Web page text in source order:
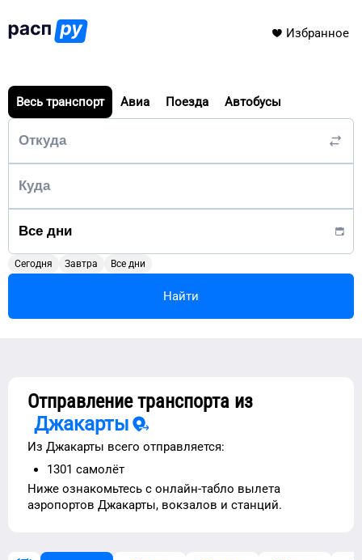
Избранное
Весь транспорт Авиа Поезда Автобусы
Сегодня Завтра Все дни
Найти
Отправление транспорта из
Джакарты
Из Джакарты всего отправляется:
1301 самолёт
Ниже ознакомьтесь с онлайн-табло вылета
аэропортов Джакарты, вокзалов и станций.